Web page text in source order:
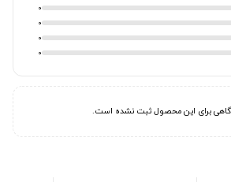
0
0
0
0
برای این محصول ثبت نشده است.